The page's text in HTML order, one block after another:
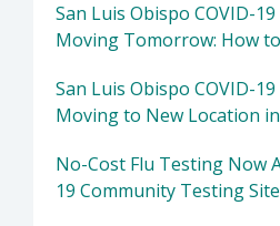
San Luis Obispo COVID-
Moving Tomorrow: How
San Luis Obispo COVID-
Moving to New Location
No-Cost Flu Testing Now
19 Community Testing